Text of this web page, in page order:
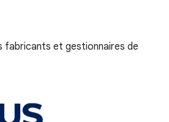
fabricants et gestionnaires de